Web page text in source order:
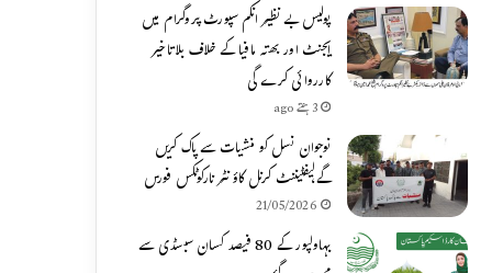
پولیس بے نظیر انکم سپورٹ پروگرام میں
ایجنٹ اور بھتہ مافیا کے خلاف بلاتاخیر
کارروائی کرے گی
3 ہفتے ago
نوجوان نسل کو منشیات سے پاک کریں
گے،لیفٹیننٹ کرنل کاؤنٹر نارکوٹکس فورس
21/05/2026
بہاولپور کے 80 فیصد کسان سبسڈی سے